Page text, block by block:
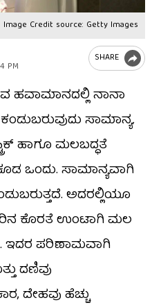
Image Credit source: Getty Images
PM
SHARE
ಹವಾಮಾನದಲ್ಲಿ ನಾನಾ
ಸಾಮಾನ್ಯ.
ಹಾಗೂ ಮಲಬದ್ಧತೆ
ಒಂದು. ಸಾಮಾನ್ಯವಾಗಿ
ಅದರಲ್ಲಿಯೂ
ಕೊರತೆ ಉಂಟಾಗಿ ಮಲ
ಇದರ ಪರಿಣಾಮವಾಗಿ
ದಣಿವು
ದೇಹವು ಹೆಚ್ಚು